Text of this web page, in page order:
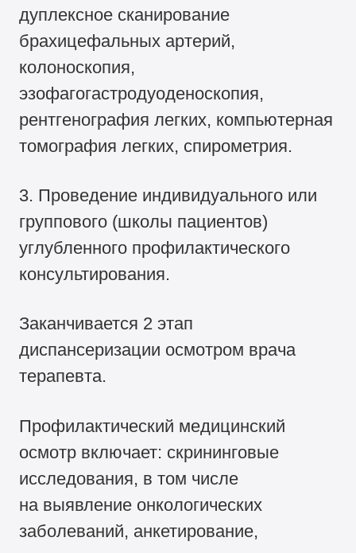
дуплексное сканирование
брахицефальных артерий,
колоноскопия,
эзофагогастродуоденоскопия,
рентгенография легких, компьютерная
томография легких, спирометрия.
3. Проведение индивидуального или
группового (школы пациентов)
углубленного профилактического
консультирования.
Заканчивается 2 этап
диспансеризации осмотром врача
терапевта.
Профилактический медицинский
осмотр включает: скрининговые
исследования, в том числе
на выявление онкологических
заболеваний, анкетирование,